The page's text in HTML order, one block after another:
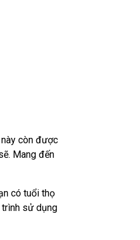
còn được
Mang đến
có tuổi thọ
trình sử dụng